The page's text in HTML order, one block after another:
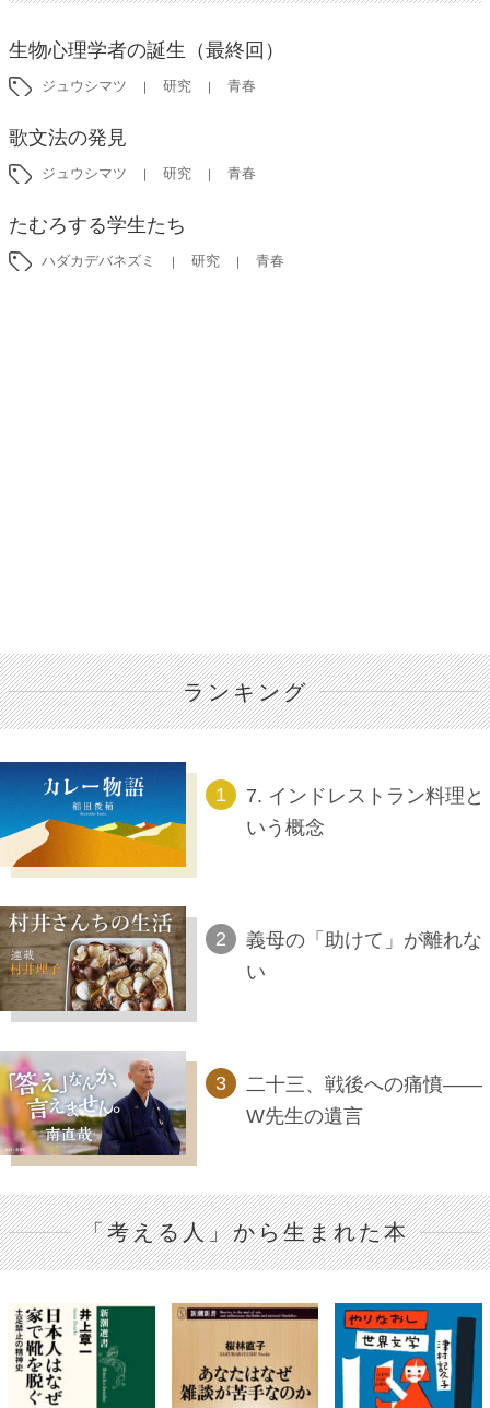
生物心理学者の誕生（最終回）
ジュウシマツ 研究 青春
歌文法の発見
ジュウシマツ 研究 青春
たむろする学生たち
ハダカデバネズミ 研究 青春
ランキング
7. インドレストラン料理と
いう概念
義母の「助けて」が離れな
い
二十三、戦後への痛憤――
W先生の遺言
「考える人」から生まれた本